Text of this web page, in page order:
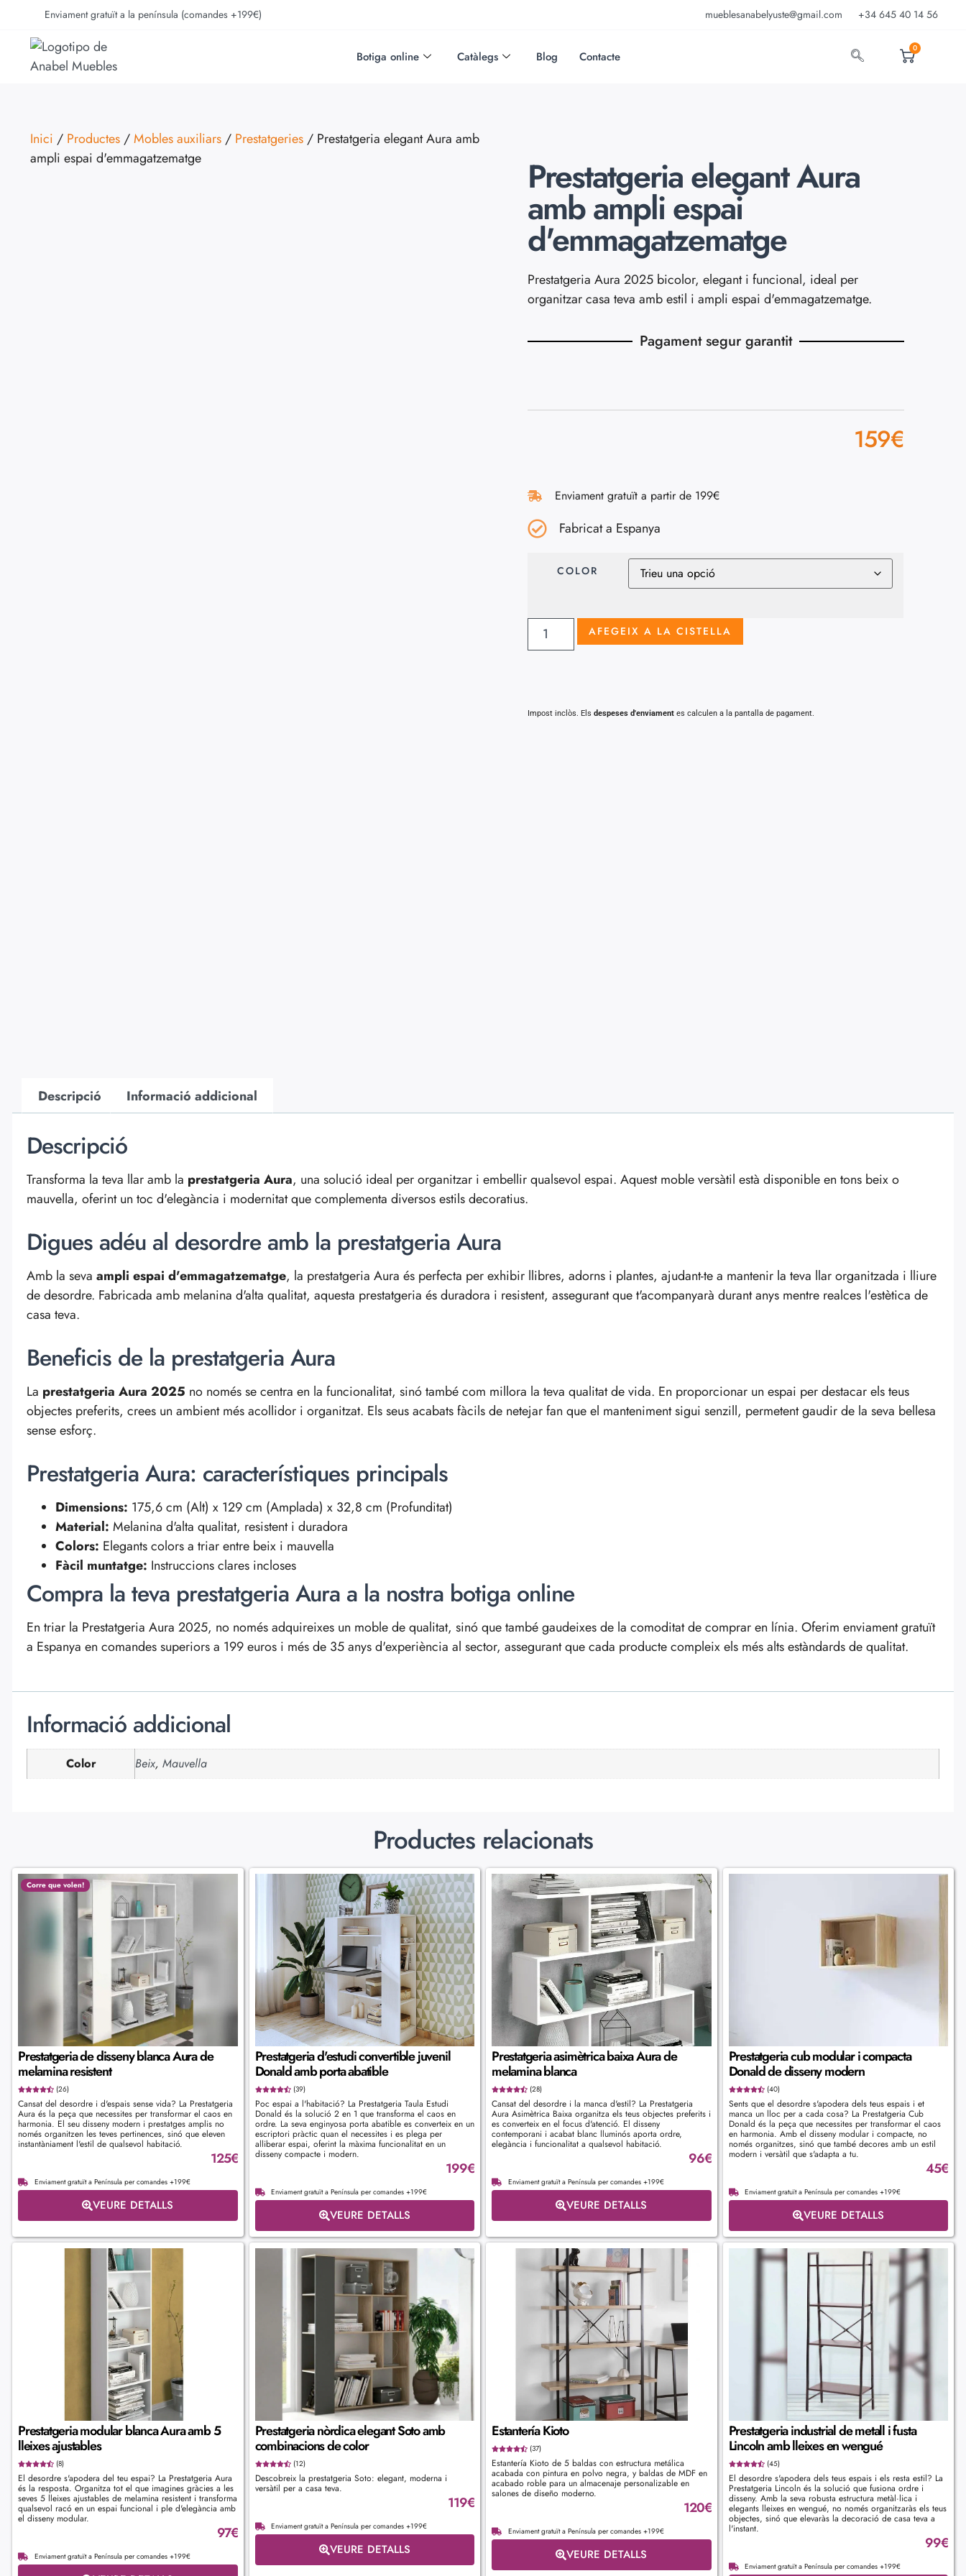
Enviament gratuït a la península (comandes +199€) mueblesanabelyuste@gmail.com +34 645 40 14 56
Botiga online Catàlegs Blog Contacte
0
Inici / Productes /Mobles auxiliars / Prestatgeries / Prestatgeria elegant Aura amb
ampli espai d'emmagatzematge
Prestatgeria elegant Aura
amb ampli espai
d'emmagatzematge
Prestatgeria Aura 2025 bicolor, elegant i funcional, ideal per
organitzar casa teva amb estil i ampli espai d'emmagatzematge.
Pagament segur garantit
159€
Enviament gratuït a partir de 199€
Fabricat a Espanya
COLOR
AFEGEIX A LA CISTELLA
Impost inclòs. Els despeses d'enviament es calculen a la pantalla de pagament.
Descripció Informació addicional
Descripció
Transforma la teva llar amb la prestatgeria Aura, una solució ideal per organitzar i embellir qualsevol espai. Aquest moble versàtil està disponible en tons beix o
mauvella, oferint un toc d'elegància i modernitat que complementa diversos estils decoratius.
Digues adéu al desordre amb la prestatgeria Aura
Amb la seva ampli espai d'emmagatzematge, la prestatgeria Aura és perfecta per exhibir llibres, adorns i plantes, ajudant-te a mantenir la teva llar organitzada i lliure
de desordre. Fabricada amb melanina d'alta qualitat, aquesta prestatgeria és duradora i resistent, assegurant que t'acompanyarà durant anys mentre realces l'estètica de
casa teva.
Beneficis de la prestatgeria Aura
La prestatgeria Aura 2025 no només se centra en la funcionalitat, sinó també com millora la teva qualitat de vida. En proporcionar un espai per destacar els teus
objectes preferits, crees un ambient més acollidor i organitzat. Els seus acabats fàcils de netejar fan que el manteniment sigui senzill, permetent gaudir de la seva bellesa
sense esforç.
Prestatgeria Aura: característiques principals
Dimensions: 175,6 cm (Alt) x 129 cm (Amplada) x 32,8 cm (Profunditat)
Material: Melanina d'alta qualitat, resistent i duradora
Colors: Elegants colors a triar entre beix i mauvella
Fàcil muntatge: Instruccions clares incloses
Compra la teva prestatgeria Aura a la nostra botiga online
En triar la Prestatgeria Aura 2025, no només adquireixes un moble de qualitat, sinó que també gaudeixes de la comoditat de comprar en línia. Oferim enviament gratuït
a Espanya en comandes superiors a 199 euros i més de 35 anys d'experiència al sector, assegurant que cada producte compleix els més alts estàndards de qualitat.
Informació addicional
Color Beix, Mauvella
Productes relacionats
Corre que volen!
Prestatgeria de disseny blanca Aura de
melamina resistent
(26)
Cansat del desordre i d'espais sense vida? La Prestatgeria
Aura és la peça que necessites per transformar el caos en
harmonia. El seu disseny modern i prestatges amplis no
només organitzen les teves pertinences, sinó que eleven
instantàniament l'estil de qualsevol habitació.
125€
Enviament gratuït a Península per comandes +199€
VEURE DETALLS
Prestatgeria d'estudi convertible juvenil
Donald amb porta abatible
(39)
Poc espai a l'habitació? La Prestatgeria Taula Estudi
Donald és la solució 2 en 1 que transforma el caos en
ordre. La seva enginyosa porta abatible es converteix en un
escriptori pràctic quan el necessites i es plega per
alliberar espai, oferint la màxima funcionalitat en un
disseny compacte i modern.
199€
Enviament gratuït a Península per comandes +199€
VEURE DETALLS
Prestatgeria asimètrica baixa Aura de
melamina blanca
(28)
Cansat del desordre i la manca d'estil? La Prestatgeria
Aura Asimètrica Baixa organitza els teus objectes preferits i
es converteix en el focus d'atenció. El disseny
contemporani i acabat blanc lluminós aporta ordre,
elegància i funcionalitat a qualsevol habitació.
96€
Enviament gratuït a Península per comandes +199€
VEURE DETALLS
Prestatgeria cub modular i compacta
Donald de disseny modern
(40)
Sents que el desordre s'apodera dels teus espais i et
manca un lloc per a cada cosa? La Prestatgeria Cub
Donald és la peça que necessites per transformar el caos
en harmonia. Amb el disseny modular i compacte, no
només organitzes, sinó que també decores amb un estil
modern i versàtil que s'adapta a tu.
45€
Enviament gratuït a Península per comandes +199€
VEURE DETALLS
Prestatgeria modular blanca Aura amb 5
lleixes ajustables
(8)
El desordre s'apodera del teu espai? La Prestatgeria Aura
és la resposta. Organitza tot el que imagines gràcies a les
seves 5 lleixes ajustables de melamina resistent i transforma
qualsevol racó en un espai funcional i ple d'elegància amb
el disseny modular.
97€
Enviament gratuït a Península per comandes +199€
Prestatgeria nòrdica elegant Soto amb
combinacions de color
(12)
Descobreix la prestatgeria Soto: elegant, moderna i
versàtil per a casa teva.
119€
Enviament gratuït a Península per comandes +199€
VEURE DETALLS
Estantería Kioto
(37)
Estantería Kioto de 5 baldas con estructura metálica
acabada con pintura en polvo negra, y baldas de MDF en
acabado roble para un almacenaje personalizable en
salones de diseño moderno.
120€
Enviament gratuït a Península per comandes +199€
VEURE DETALLS
Prestatgeria industrial de metall i fusta
Lincoln amb lleixes en wengué
(45)
El desordre s'apodera dels teus espais i els resta estil? La
Prestatgeria Lincoln és la solució que fusiona ordre i
disseny. Amb la seva robusta estructura metàl·lica i
elegants lleixes en wengué, no només organitzaràs els teus
objectes, sinó que elevaràs la decoració de casa teva a
l'instant.
99€
Enviament gratuït a Península per comandes +199€